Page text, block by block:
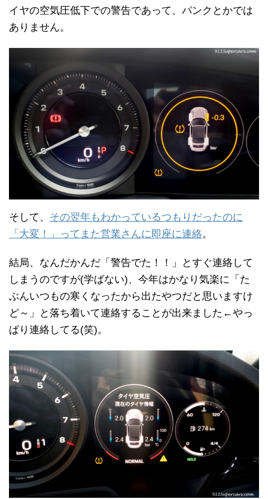
イヤの空気圧低下での警告であって、パンクとかでは
ありません。
そして、 その翌年もわかっているつもりだったのに
「大変！」ってまた営業さんに即座に連絡。
結局、なんだかんだ「警告でた！！」とすぐ連絡して
しまうのですが(学ばない)、今年はかなり気楽に「た
ぶんいつもの寒くなったから出たやつだと思いますけ
ど～」と落ち着いて連絡することが出来ました←やっ
ぱり連絡してる(笑)。